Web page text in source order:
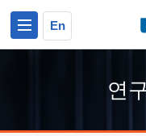
En
연